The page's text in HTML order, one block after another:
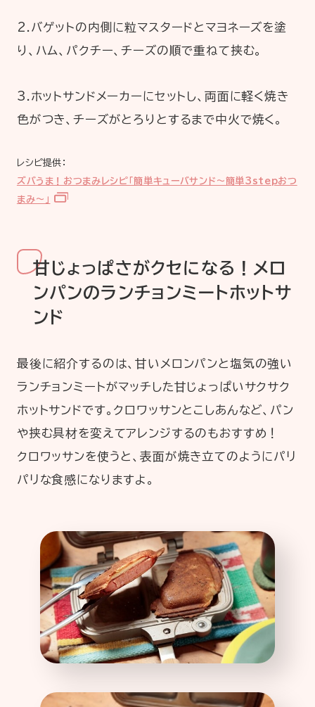
2.バゲットの内側に粒マスタードとマヨネーズを塗
り、ハム、パクチー、チーズの順で重ねて挟む。
3.ホットサンドメーカーにセットし、両面に軽く焼き
色がつき、チーズがとろりとするまで中火で焼く。
レシピ提供：
ズバうま！おつまみレシピ「簡単キューバサンド～簡単3stepおつ
まみ～」
甘じょっぱさがクセになる！メロ
ンパンのランチョンミートホットサ
ンド
最後に紹介するのは、甘いメロンパンと塩気の強い
ランチョンミートがマッチした甘じょっぱいサクサク
ホットサンドです。クロワッサンとこしあんなど、パン
や挟む具材を変えてアレンジするのもおすすめ！
クロワッサンを使うと、表面が焼き立てのようにパリ
パリな食感になりますよ。